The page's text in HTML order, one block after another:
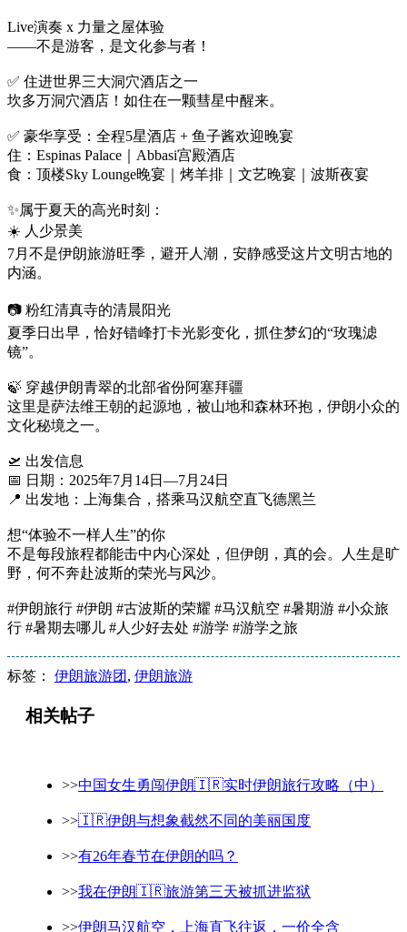
Live演奏 x 力量之屋体验
——不是游客，是文化参与者！
✅ 住进世界三大洞穴酒店之一
坎多万洞穴酒店！如住在一颗彗星中醒来。
✅ 豪华享受：全程5星酒店 + 鱼子酱欢迎晚宴
住：Espinas Palace｜Abbasi宫殿酒店
食：顶楼Sky Lounge晚宴｜烤羊排｜文艺晚宴｜波斯夜宴
✨属于夏天的高光时刻：
☀️ 人少景美
7月不是伊朗旅游旺季，避开人潮，安静感受这片文明古地的
内涵。
📷 粉红清真寺的清晨阳光
夏季日出早，恰好错峰打卡光影变化，抓住梦幻的“玫瑰滤
镜”。
🍃 穿越伊朗青翠的北部省份阿塞拜疆
这里是萨法维王朝的起源地，被山地和森林环抱，伊朗小众的
文化秘境之一。
🛫 出发信息
📅 日期：2025年7月14日—7月24日
📍 出发地：上海集合，搭乘马汉航空直飞德黑兰
想“体验不一样人生”的你
不是每段旅程都能击中内心深处，但伊朗，真的会。人生是旷
野，何不奔赴波斯的荣光与风沙。
#伊朗旅行 #伊朗 #古波斯的荣耀 #马汉航空 #暑期游 #小众旅
行 #暑期去哪儿 #人少好去处 #游学 #游学之旅
标签： 伊朗旅游团 , 伊朗旅游
相关帖子
>>中国女生勇闯伊朗🇮🇷实时伊朗旅行攻略（中）
>>🇮🇷伊朗与想象截然不同的美丽国度
>>有26年春节在伊朗的吗？
>>我在伊朗🇮🇷旅游第三天被抓进监狱
>>伊朗马汉航空，上海直飞往返，一价全含